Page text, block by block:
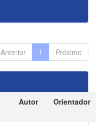
Anterior 1 Próximo
Autor Orientador